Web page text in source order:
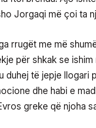
Jorgaqi më çoi ta
rrugët me më
për shkak se ishim
duhej të jepje llogari
dhe habi e
greke që njoha